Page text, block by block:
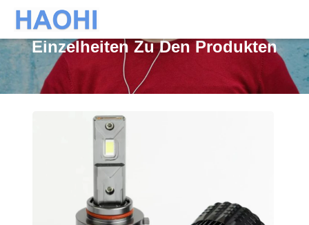
Einzelheiten Zu Den Produkten